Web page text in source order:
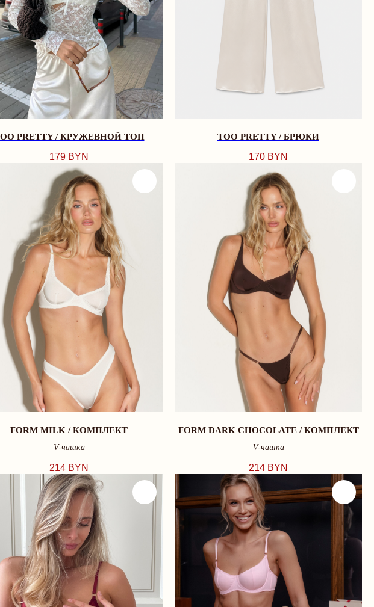
PRETTY / КРУЖЕВНОЙ ТОП
179 BYN
TOO PRETTY / БРЮКИ
170 BYN
FORM MILK / КОМПЛЕКТ
V-чашкa
214 BYN
FORM DARK CHOCOLATE / КОМПЛЕКТ
V-чашкa
214 BYN